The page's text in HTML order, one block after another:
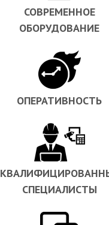
СОВРЕМЕННОЕ
ОБОРУДОВАНИЕ
ОПЕРАТИВНОСТЬ
СПЕЦИАЛИСТЫ